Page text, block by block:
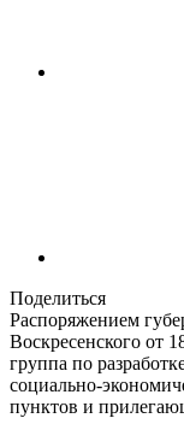
Поделиться
Распоряжением
Воскресенского от
группа по
социально-
пунктов и